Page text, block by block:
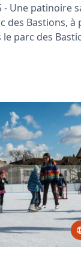
- Une patinoire
des Bastions,
parc des